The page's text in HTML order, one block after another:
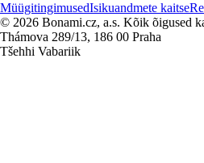
MüügitingimusedIsikuandmete kaitse
© 2026 Bonami.cz, a.s. Kõik õigused
Thámova 289/13, 186 00 Praha
Tšehhi Vabariik